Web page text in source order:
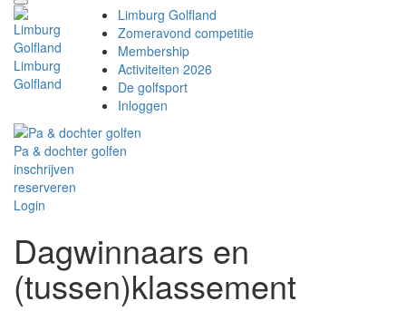
Toggle
navigation
Limburg
Golfland
Limburg Golfland
Zomeravond competitie
Membership
Activiteiten 2026
De golfsport
Inloggen
Pa & dochter golfen
inschrijven
reserveren
Login
Dagwinnaars en
(tussen)klassement